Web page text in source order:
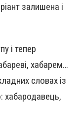
залишена і
і тепер
хабарем…
словах із
: хабародавець,